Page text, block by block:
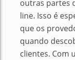
outras partes
line. Isso é
que os
quando
clientes. Com